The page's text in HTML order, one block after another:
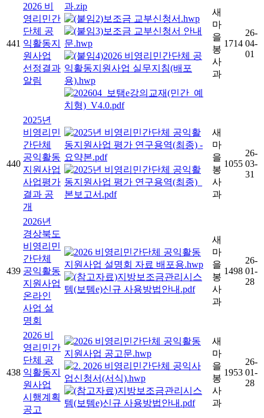
441
2026 비
영리민간
단체 공
익활동지
원사업
선정결과
알림
새
마
을
봉
사
과
1714
26-
04-
01
440
2025년
비영리민
간단체
공익활동
지원사업
사업평가
결과 공
개
새
마
을
봉
사
과
1055
26-
03-
31
439
2026년
경상북도
비영리민
간단체
공익활동
지원사업
온라인
사업 설
명회
새
마
을
봉
사
과
1498
26-
01-
28
438
2026 비
영리민간
단체 공
익활동지
원사업
시행계획
공고
새
마
을
봉
사
과
1953
26-
01-
28